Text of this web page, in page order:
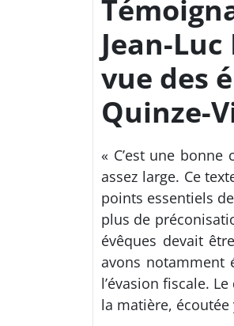
Jean-
vue des
Quinze-
« C’est une
assez large. Ce
points essentiels
plus de
évêques devait
avons notamment
l’évasion fiscale.
la matière, écoutée